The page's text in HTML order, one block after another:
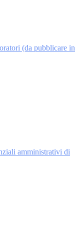
(da pubblicare in
amministrativi di